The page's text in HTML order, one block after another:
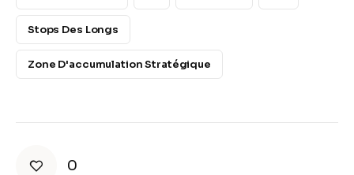
Stops Des Longs
Zone D'accumulation Stratégique
0